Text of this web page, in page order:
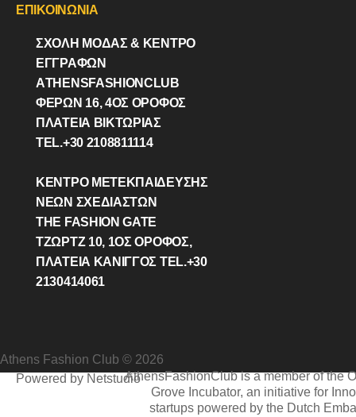
ΕΠΙΚΟΙΝΩΝΙΑ
ΣΧΟΛΗ ΜΟΔΑΣ & ΚΈΝΤΡΟ
ΕΓΓΡΑΦΩΝ
ΑTHENSFASHIONCLUB
ΦΕΡΏΝ 16, 4ΟΣ ΟΡΟΦΟΣ
ΠΛΑΤΕΙΑ ΒΙΚΤΩΡΊΑΣ
TEL.+30 2108811114
ΚΕΝΤΡΟ ΜΕΤΕΚΠΑΙΔΕΥΣΗΣ
ΝΕΩΝ ΣΧΕΔΙΑΣΤΩΝ
THE FASHION GATE
ΤΖΩΡΤΖ 10, 1ΟΣ ΌΡΟΦΟΣ,
ΠΛΑΤΕΙΑ ΚΑΝΙΓΓΟΣ TEL.+30
2130414061
Athens Fashion Club © 2026
Powered by NetstudioAthensFashionClub is a member of the
Grove Incubator, an initiative for
startups powered by the Dutch